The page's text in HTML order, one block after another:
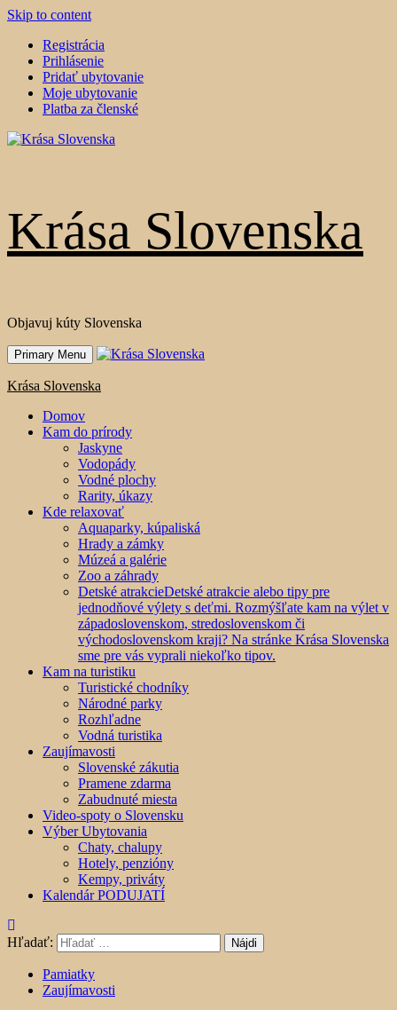
Skip to content
Registrácia
Prihlásenie
Pridať ubytovanie
Moje ubytovanie
Platba za členské
Krása Slovenska
Objavuj kúty Slovenska
Primary Menu
Krása Slovenska
Domov
Kam do prírody
Jaskyne
Vodopády
Vodné plochy
Rarity, úkazy
Kde relaxovať
Aquaparky, kúpaliská
Hrady a zámky
Múzeá a galérie
Zoo a záhrady
Detské atrakcieDetské atrakcie alebo tipy pre
jednodňové výlety s deťmi. Rozmýšľate kam na výlet v
západoslovenskom, stredoslovenskom či
východoslovenskom kraji? Na stránke Krása Slovenska
sme pre vás vyprali niekoľko tipov.
Kam na turistiku
Turistické chodníky
Národné parky
Rozhľadne
Vodná turistika
Zaujímavosti
Slovenské zákutia
Pramene zdarma
Zabudnuté miesta
Video-spoty o Slovensku
Výber Ubytovania
Chaty, chalupy
Hotely, penzióny
Kempy, priváty
Kalendár PODUJATÍ
Hľadať:
Pamiatky
Zaujímavosti